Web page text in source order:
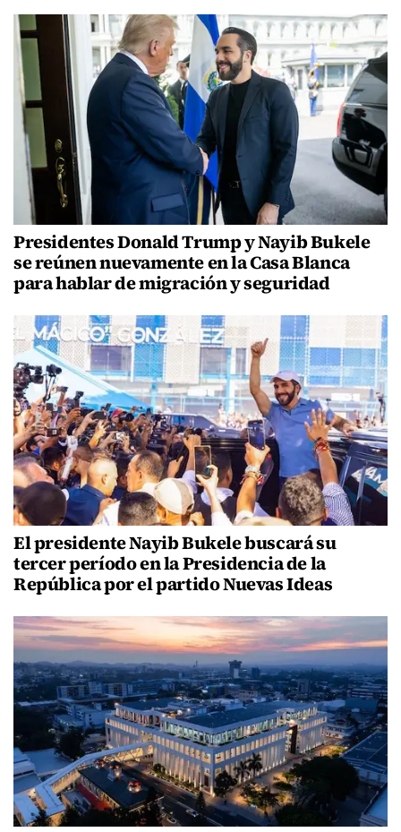
Presidentes Donald Trump y Nayib Bukele
se reúnen nuevamente en la Casa Blanca
para hablar de migración y seguridad
El presidente Nayib Bukele buscará su
tercer período en la Presidencia de la
República por el partido Nuevas Ideas